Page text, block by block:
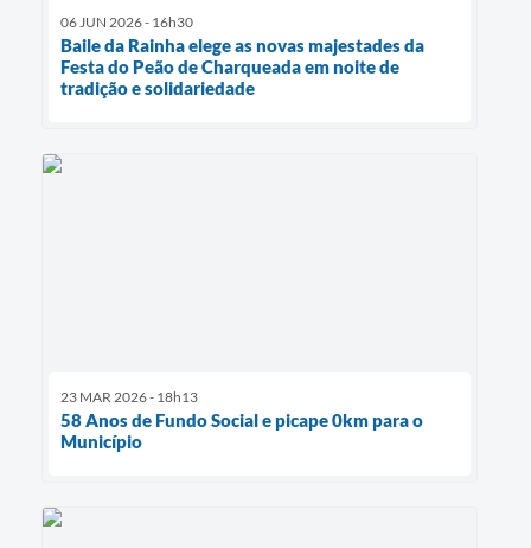
06 JUN 2026 - 16h30
Baile da Rainha elege as novas majestades da
Festa do Peão de Charqueada em noite de
tradição e solidariedade
23 MAR 2026 - 18h13
58 Anos de Fundo Social e picape 0km para o
Município